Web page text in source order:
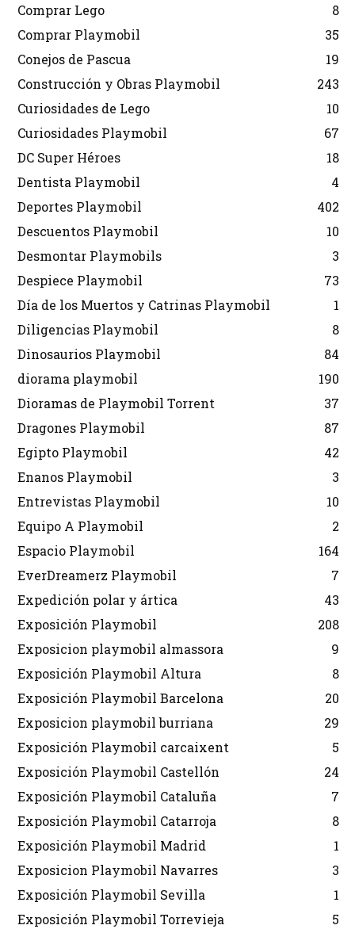
Comprar Lego
8
Comprar Playmobil
35
Conejos de Pascua
19
Construcción y Obras Playmobil
243
Curiosidades de Lego
10
Curiosidades Playmobil
67
DC Super Héroes
18
Dentista Playmobil
4
Deportes Playmobil
402
Descuentos Playmobil
10
Desmontar Playmobils
3
Despiece Playmobil
73
Día de los Muertos y Catrinas Playmobil
1
Diligencias Playmobil
8
Dinosaurios Playmobil
84
diorama playmobil
190
Dioramas de Playmobil Torrent
37
Dragones Playmobil
87
Egipto Playmobil
42
Enanos Playmobil
3
Entrevistas Playmobil
10
Equipo A Playmobil
2
Espacio Playmobil
164
EverDreamerz Playmobil
7
Expedición polar y ártica
43
Exposición Playmobil
208
Exposicion playmobil almassora
9
Exposición Playmobil Altura
8
Exposición Playmobil Barcelona
20
Exposicion playmobil burriana
29
Exposición Playmobil carcaixent
5
Exposición Playmobil Castellón
24
Exposición Playmobil Cataluña
7
Exposición Playmobil Catarroja
8
Exposición Playmobil Madrid
1
Exposicion Playmobil Navarres
3
Exposición Playmobil Sevilla
1
Exposición Playmobil Torrevieja
5